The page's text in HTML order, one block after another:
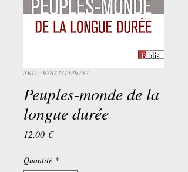
SKU : 9782271149732
Peuples-monde de la
longue durée
12,00 €Prix
Quantité *